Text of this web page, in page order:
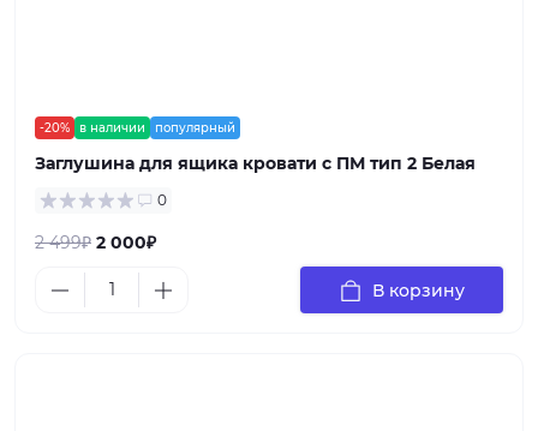
-20% в наличии популярный
Заглушина для ящика кровати с ПМ тип 2 Белая
0
2 499₽ 2 000₽
В корзину